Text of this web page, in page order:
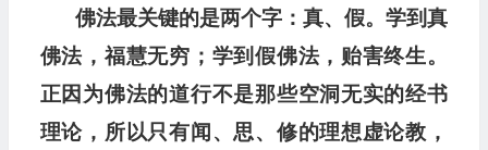
佛法最关键的是两个字：真、假。学到真
佛法，福慧无穷；学到假佛法，贻害终生。
正因为佛法的道行不是那些空洞无实的经书
理论，所以只有闻、思、修的理想虚论教，